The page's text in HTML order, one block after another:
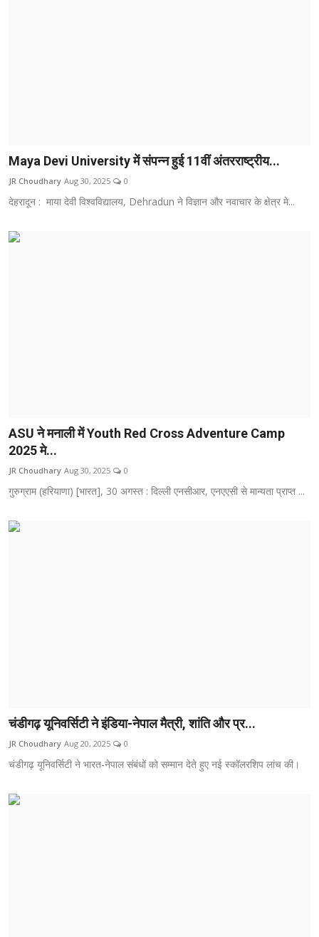
Maya Devi University में संपन्न हुई 11वीं अंतरराष्ट्रीय...
JR Choudhary Aug 30, 2025 0
देहरादून : माया देवी विश्वविद्यालय, Dehradun ने विज्ञान और नवाचार के क्षेत्र मे...
ASU ने मनाली में Youth Red Cross Adventure Camp
2025 मे...
JR Choudhary Aug 30, 2025 0
गुरुग्राम (हरियाणा) [भारत], 30 अगस्त : दिल्ली एनसीआर, एनएएसी से मान्यता प्राप्त ...
चंडीगढ़ यूनिवर्सिटी ने इंडिया-नेपाल मैत्री, शांति और प्र...
JR Choudhary Aug 20, 2025 0
चंडीगढ़ यूनिवर्सिटी ने भारत-नेपाल संबंधों को सम्मान देते हुए नई स्कॉलरशिप लांच की।